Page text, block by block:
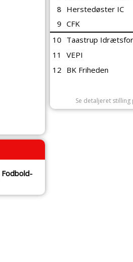
8 Herstedøster IC
9 CFK
10 Taastrup
11
VEPI
12 BK Friheden
Se detaljeret
Fodbold-